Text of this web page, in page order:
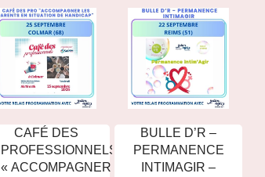
CAFÉ DES
PROFESSIONNELS
« ACCOMPAGNER
BULLE D’R –
PERMANENCE
INTIMAGIR –